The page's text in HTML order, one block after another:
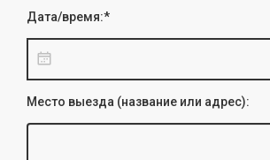
Дата/время:*
Место выезда (название или адрес):